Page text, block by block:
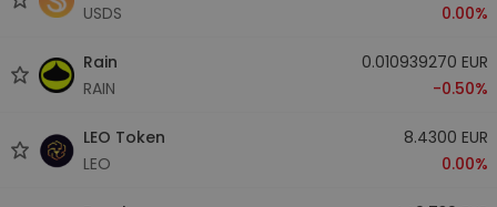
USDS
0.00%
Rain
RAIN
0.010939270 EUR
-0.50%
LEO Token
LEO
8.4300 EUR
0.00%